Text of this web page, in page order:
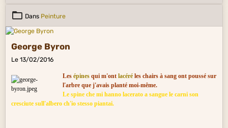
Dans Peinture
George Byron
Le 13/02/2016
Les épinesqui m'ont lacéréles chairs à sang ont poussé sur
l'arbre que j'avais planté moi-même.
Le spine che mi hanno lacerato a sangue le carni son
cresciute sull'albero ch'io stesso piantai.